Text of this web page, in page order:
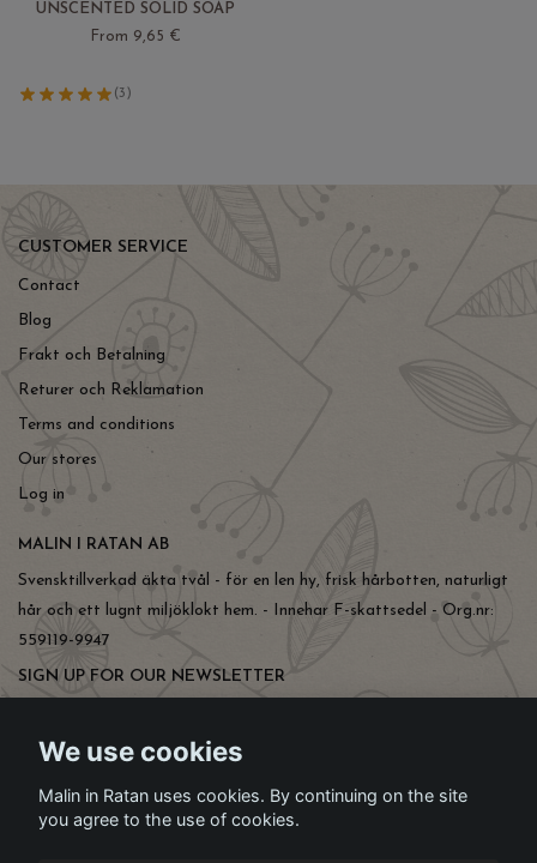
UNSCENTED SOLID SOAP
From 9,65 €
(3)
CUSTOMER SERVICE
Contact
Blog
Frakt och Betalning
Returer och Reklamation
Terms and conditions
Our stores
Log in
MALIN I RATAN AB
Svensktillverkad äkta tvål - för en len hy, frisk hårbotten, naturligt
hår och ett lugnt miljöklokt hem. - Innehar F-skattsedel - Org.nr:
559119-9947
SIGN UP FOR OUR NEWSLETTER
We use cookies
Malin in Ratan uses cookies. By continuing on the site
you agree to the use of cookies.